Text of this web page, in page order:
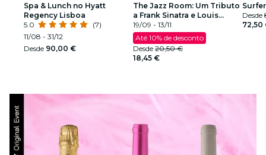
Spa & Lunch no Hyatt
Regency Lisboa
5.0
(7)
11/08 - 31/12
Desde 90,00 €
The Jazz Room: Um Tributo
a Frank Sinatra e Louis
Armstrong
19/09 - 13/11
Até 10% de desconto
Desde 20,50 €
18,45 €
Desde
72,50